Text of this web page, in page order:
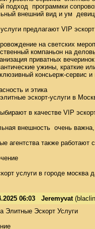
подход  программки
внешний вид и ум
предлагают VIP
на светских
компаньон на
приватных
ужины, краткие
консьерж-сервис
и этика
эскорт-услуги в
в качестве VIP
внешность  очень
агентства также
услуги в городе
06:03 Jeremyvat
Элитные Эскорт Услуги